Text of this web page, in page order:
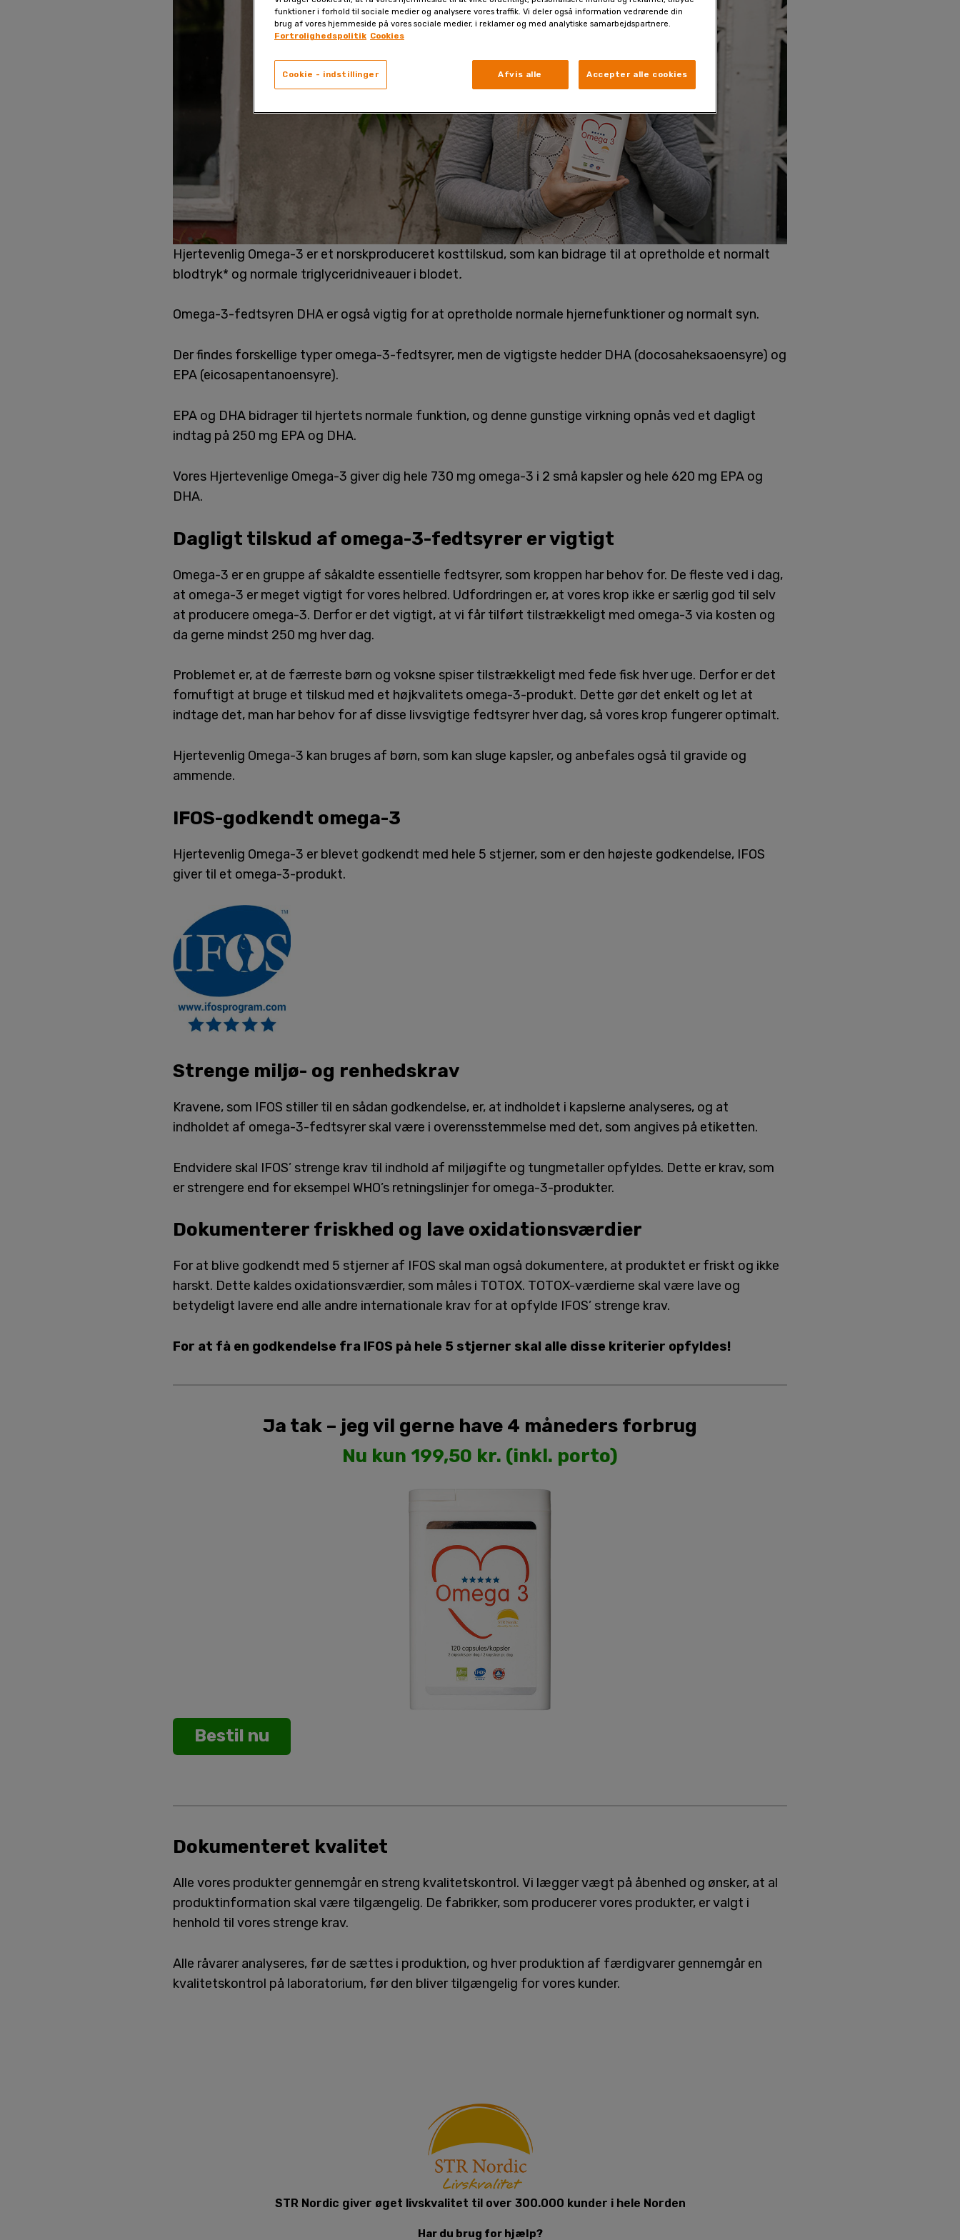
Hjertevenlig Omega-3 er et norskproduceret kosttilskud, som kan bidrage til at opretholde et normalt
blodtryk* og normale triglyceridniveauer i blodet.
Omega-3-fedtsyren DHA er også vigtig for at opretholde normale hjernefunktioner og normalt syn.
Der findes forskellige typer omega-3-fedtsyrer, men de vigtigste hedder DHA (docosaheksaoensyre) og
EPA (eicosapentanoensyre).
EPA og DHA bidrager til hjertets normale funktion, og denne gunstige virkning opnås ved et dagligt
indtag på 250 mg EPA og DHA.
Vores Hjertevenlige Omega-3 giver dig hele 730 mg omega-3 i 2 små kapsler og hele 620 mg EPA og
DHA.
Dagligt tilskud af omega-3-fedtsyrer er vigtigt
Omega-3 er en gruppe af såkaldte essentielle fedtsyrer, som kroppen har behov for. De fleste ved i dag,
at omega-3 er meget vigtigt for vores helbred. Udfordringen er, at vores krop ikke er særlig god til selv
at producere omega-3. Derfor er det vigtigt, at vi får tilført tilstrækkeligt med omega-3 via kosten og
da gerne mindst 250 mg hver dag.
Problemet er, at de færreste børn og voksne spiser tilstrækkeligt med fede fisk hver uge. Derfor er det
fornuftigt at bruge et tilskud med et højkvalitets omega-3-produkt. Dette gør det enkelt og let at
indtage det, man har behov for af disse livsvigtige fedtsyrer hver dag, så vores krop fungerer optimalt.
Hjertevenlig Omega-3 kan bruges af børn, som kan sluge kapsler, og anbefales også til gravide og
ammende.
IFOS-godkendt omega-3
Hjertevenlig Omega-3 er blevet godkendt med hele 5 stjerner, som er den højeste godkendelse, IFOS
giver til et omega-3-produkt.
Strenge miljø- og renhedskrav
Kravene, som IFOS stiller til en sådan godkendelse, er, at indholdet i kapslerne analyseres, og at
indholdet af omega-3-fedtsyrer skal være i overensstemmelse med det, som angives på etiketten.
Endvidere skal IFOS’ strenge krav til indhold af miljøgifte og tungmetaller opfyldes. Dette er krav, som
er strengere end for eksempel WHO’s retningslinjer for omega-3-produkter.
Dokumenterer friskhed og lave oxidationsværdier
For at blive godkendt med 5 stjerner af IFOS skal man også dokumentere, at produktet er friskt og ikke
harskt. Dette kaldes oxidationsværdier, som måles i TOTOX. TOTOX-værdierne skal være lave og
betydeligt lavere end alle andre internationale krav for at opfylde IFOS’ strenge krav.
For at få en godkendelse fra IFOS på hele 5 stjerner skal alle disse kriterier opfyldes!
Ja tak – jeg vil gerne have 4 måneders forbrug
Nu kun 199,50 kr. (inkl. porto)
Bestil nu
Dokumenteret kvalitet
Alle vores produkter gennemgår en streng kvalitetskontrol. Vi lægger vægt på åbenhed og ønsker, at al
produktinformation skal være tilgængelig. De fabrikker, som producerer vores produkter, er valgt i
henhold til vores strenge krav.
Alle råvarer analyseres, før de sættes i produktion, og hver produktion af færdigvarer gennemgår en
kvalitetskontrol på laboratorium, før den bliver tilgængelig for vores kunder.
STR Nordic giver øget livskvalitet til over 300.000 kunder i hele Norden
Har du brug for hjælp?
funktioner i forhold til sociale medier og analysere vores traffik. Vi deler også information vedrørende din
brug af vores hjemmeside på vores sociale medier, i reklamer og med analytiske samarbejdspartnere.
Fortrolighedspolitik Cookies
Cookie - indstillinger Afvis alle Accepter alle cookies